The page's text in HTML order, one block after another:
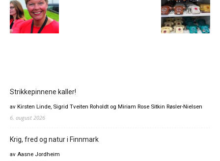
Strikkepinnene kaller!
av Kirsten Linde, Sigrid Tveiten Roholdt og Miriam Rose Sitkin Røsler-Nielsen
6. august 2026
Krig, fred og natur i Finnmark
av Aasne Jordheim